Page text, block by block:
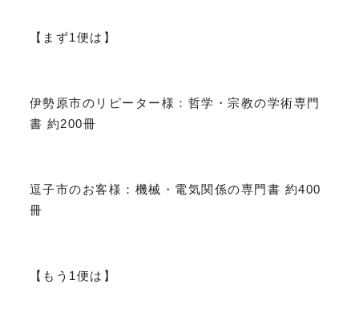
【まず1便は】
伊勢原市のリピーター様：哲学・宗教の学術専門
書 約200冊
逗子市のお客様：機械・電気関係の専門書 約400
冊
【もう1便は】